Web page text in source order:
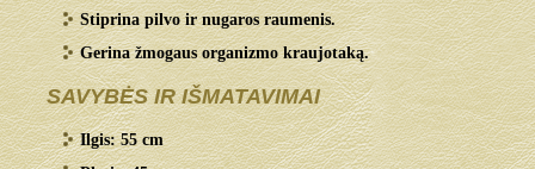
Stiprina pilvo ir nugaros raumenis.
Gerina žmogaus organizmo kraujotaką.
SAVYBĖS IR IŠMATAVIMAI
Ilgis: 55 cm